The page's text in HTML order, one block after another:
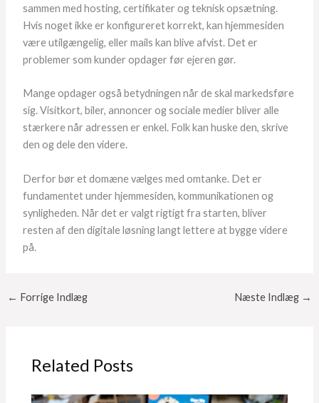
sammen med hosting, certifikater og teknisk opsætning.
Hvis noget ikke er konfigureret korrekt, kan hjemmesiden
være utilgængelig, eller mails kan blive afvist. Det er
problemer som kunder opdager før ejeren gør.
Mange opdager også betydningen når de skal markedsføre
sig. Visitkort, biler, annoncer og sociale medier bliver alle
stærkere når adressen er enkel. Folk kan huske den, skrive
den og dele den videre.
Derfor bør et domæne vælges med omtanke. Det er
fundamentet under hjemmesiden, kommunikationen og
synligheden. Når det er valgt rigtigt fra starten, bliver
resten af den digitale løsning langt lettere at bygge videre
på.
← Forrige Indlæg Næste Indlæg →
Related Posts